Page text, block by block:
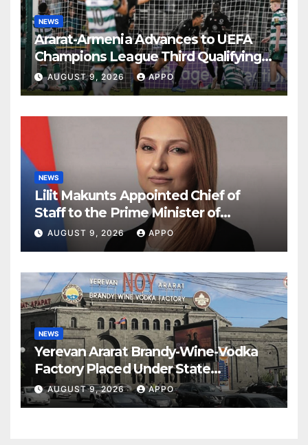
NEWS
Ararat-Armenia Advances to UEFA
Champions League Third Qualifying
Round
AUGUST 9, 2026 APPO
NEWS
Lilit Makunts Appointed Chief of
Staff to the Prime Minister of
Armenia
AUGUST 9, 2026 APPO
NEWS
Yerevan Ararat Brandy-Wine-Vodka
Factory Placed Under State
Administration
AUGUST 9, 2026 APPO